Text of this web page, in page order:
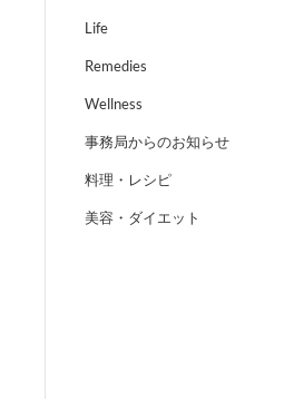
Life
Remedies
Wellness
事務局からのお知らせ
料理・レシピ
美容・ダイエット